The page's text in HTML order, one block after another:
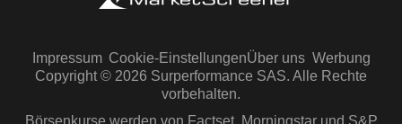
Impressum Cookie-EinstellungenÜber uns Werbung
Copyright © 2026 Surperformance SAS. Alle Rechte
vorbehalten.